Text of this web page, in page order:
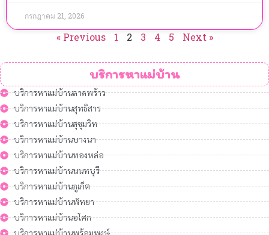
กรกฎาคม 21, 2026
« Previous 1 2 3 4 5 Next »
บริการหาแม่บ้าน
บริการหาแม่บ้านลาดพร้าว
บริการหาแม่บ้านสุทธิสาร
บริการหาแม่บ้านสุขุมวิท
บริการหาแม่บ้านบางนา
บริการหาแม่บ้านทองหล่อ
บริการหาแม่บ้านนนทบุรี
บริการหาแม่บ้านภูเก็ต
บริการหาแม่บ้านพัทยา
บริการหาแม่บ้านอโศก
บริการหาแม่บ้านพร้อมพงษ์